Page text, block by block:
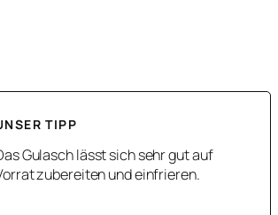
TIPP
Gulasch lässt sich sehr gut auf
zubereiten und einfrieren.